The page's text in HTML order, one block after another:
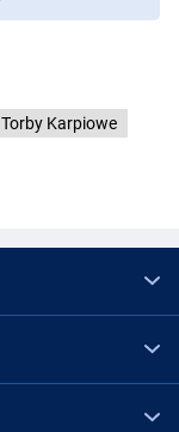
Torby Karpiowe